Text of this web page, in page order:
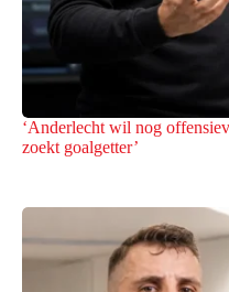
‘Anderlecht wil nog
zoekt goalgetter’